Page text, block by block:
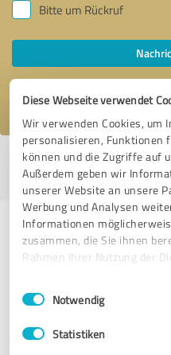
Diese Webseite verwendet
Wir verwenden Cookies, um
personalisieren, Funktionen
können und die Zugriffe auf
Außerdem geben wir
unserer Website an unsere
Werbung und Analysen
Informationen
zusammen, die Sie ihnen
Rahmen Ihrer Nutzung der
Impressum
Einwilligungsauswahl
Notwendig
Statistiken
Bitte um Rückruf
Ich stimme den
Profil aktiv seit 27.01.2021 |
Anbietern